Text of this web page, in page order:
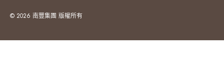
© 2026 南豐集團 版權所有